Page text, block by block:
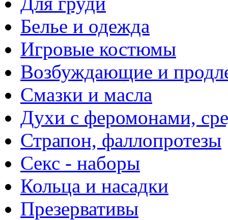
Белье и одежда
Игровые костюмы
Возбуждающие и
Смазки и масла
Духи с феромонами,
Страпон, фаллопротезы
Секс - наборы
Кольца и насадки
Презервативы